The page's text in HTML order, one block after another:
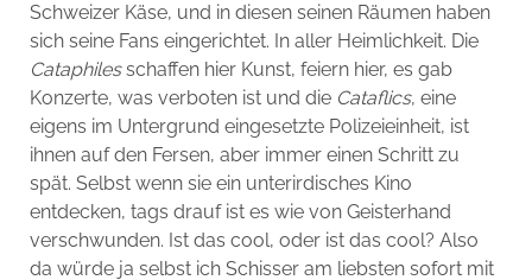
Schweizer Käse, und in diesen seinen Räumen haben
sich seine Fans eingerichtet. In aller Heimlichkeit. Die
Cataphilesschaffen hier Kunst, feiern hier, es gab
Konzerte, was verboten ist und die Cataflics, eine
eigens im Untergrund eingesetzte Polizeieinheit, ist
ihnen auf den Fersen, aber immer einen Schritt zu
spät. Selbst wenn sie ein unterirdisches Kino
entdecken, tags drauf ist es wie von Geisterhand
verschwunden. Ist das cool, oder ist das cool? Also
da würde ja selbst ich Schisser am liebsten sofort mit